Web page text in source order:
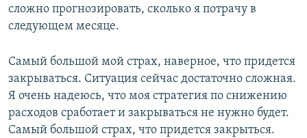
сложно прогнозировать, сколько я потрачу в
следующем месяце.
Самый большой мой страх, наверное, что придется
закрываться. Ситуация сейчас достаточно сложная.
Я очень надеюсь, что моя стратегия по снижению
расходов сработает и закрываться не нужно будет.
Самый большой страх, что придется закрыться.